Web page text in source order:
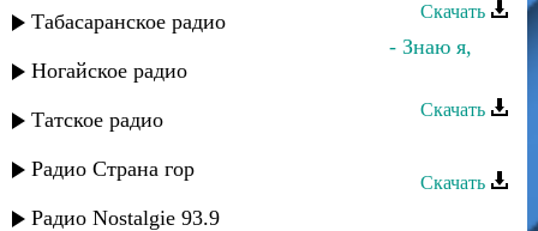
Табасаранское радио
Ногайское радио
Татское радио
Радио Страна гор
Радио Nostalgie 93.9
Скачать
Гюльназ Гаджикурбанова и Мурад - Знаю я,
знаешь ты
Скачать
Скачать
Мурад Исламов - Анам